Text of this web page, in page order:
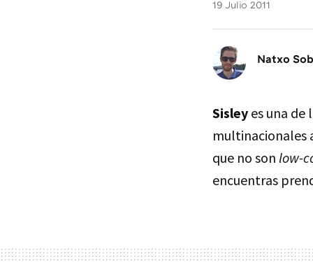
19 Julio 2011
Natxo
Sisley es una de
multinacionales
que no son low-
encuentras